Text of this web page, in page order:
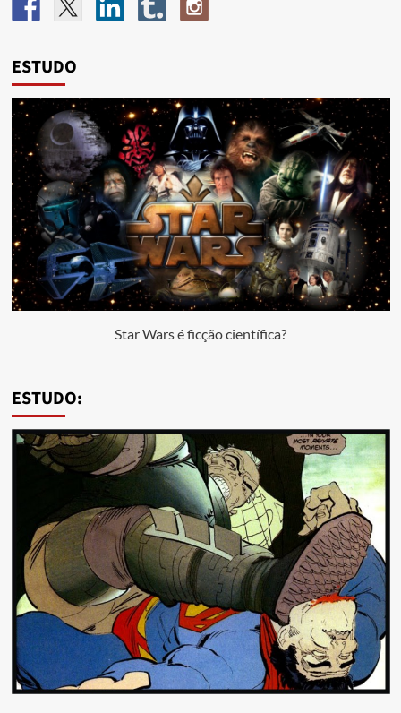
ESTUDO
Star Wars é ficção científica?
ESTUDO: